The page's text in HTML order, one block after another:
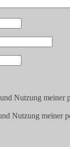
Nutzung meiner
Nutzung meiner